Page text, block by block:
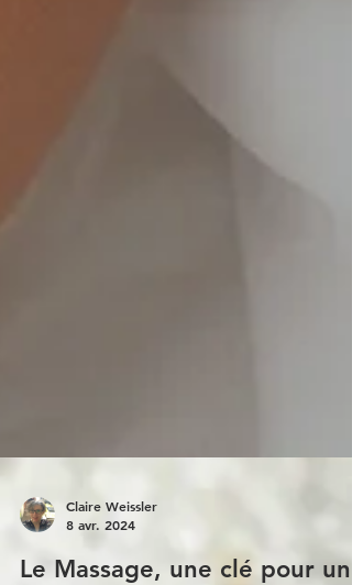
8 avr. 2024